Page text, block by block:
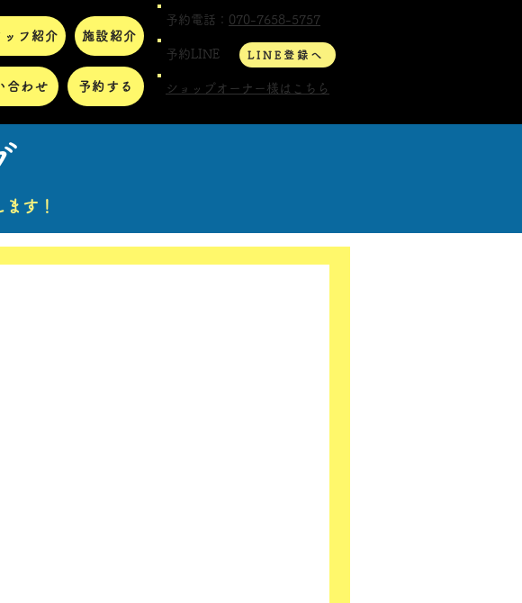
ッフ紹介 施設紹介
合わせ 予約する
予約電話： 070-7658-5757
予約LINE LINE登録へ
ショップオーナー様はこちら
す！